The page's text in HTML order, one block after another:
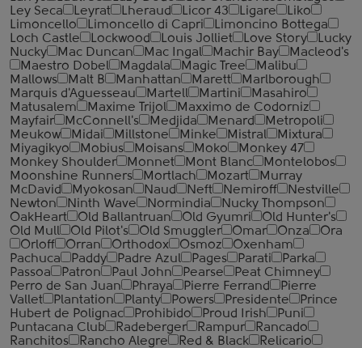
Ley Seca
Leyrat Lheraud Licor 43 Ligare
Liko
Limoncello
Limoncello di Capri
Limoncino Bottega
Loch Castle
Lockwood Louis Jolliet Love Story
Lucky
Nucky
Mac Duncan Mac Ingal Machir Bay
Macleod's
Maestro Dobel
Magdala Magic Tree
Malibu
Mallows
Malt B Manhattan Marett
Marlborough
Marquis d'Aguesseau
Martell Martini
Masahiro
Matusalem
Maxime Trijol
Maxximo de Codorniz
Mayfair
McConnell's Medjida Menard
Metropoli
Meukow
Midai Millstone Minke Mistral
Mixtura
Miyagikyo
Mobius Moisans Moko
Monkey 47
Monkey Shoulder
Monnet Mont Blanc
Montelobos
Moonshine Runners
Mortlach Mozart
Murray
McDavid
Myokosan Naud Neft Nemiroff
Nestville
Newton
Ninth Wave Normindia
Nucky Thompson
OakHeart
Old Ballantruan Old Gyumri
Old Hunter's
Old Mull
Old Pilot's Old Smuggler Omar Onza
Ora
Orloff
Orran Orthodox Osmoz
Oxenham
Pachuca
Paddy Padre Azul Pages Parati
Parka
Passoa
Patron Paul John Pearse
Peat Chimney
Perro de San Juan
Phraya Pierre Ferrand
Pierre
Vallet
Plantation Planty Powers Presidente
Prince
Hubert de Polignac
Prohibido Proud Irish
Puni
Puntacana Club
Radeberger Rampur
Rancado
Ranchitos
Rancho Alegre Red & Black
Relicario